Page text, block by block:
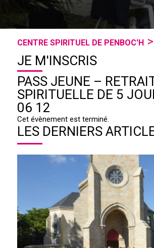
CENTRE SPIRITUEL DE PENBOC'H
JE M'INSCRIS
PASS JEUNE –
SPIRITUELLE DE 5
06 12
Cet évènement est terminé.
LES DERNIERS